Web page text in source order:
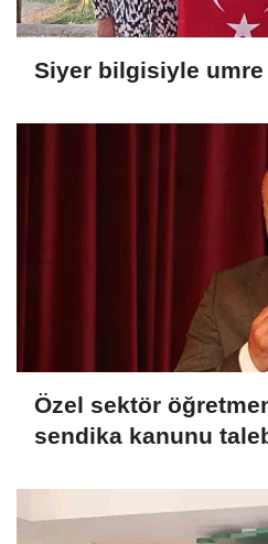
Siyer bilgisiyle
Özel sektör
sendika kanunu